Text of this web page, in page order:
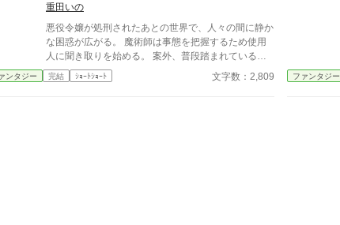
重田いの
悪役令嬢が処刑されたあとの世界で、人々の間に静か
な困惑が広がる。 魔術師は事態を把握するため使用
人に聞き取りを始める。 案外、普段踏まれている側
の人々の方が真実を理解しているものである。
ンタジー 完結 ｼｮｰﾄｼｮｰﾄ 文字数：2,809 ファンタジー